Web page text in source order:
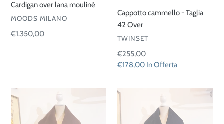
Cardigan over lana mouliné
VENDITORE
MOODS MILANO
Prezzo
€1.350,00
Cappotto cammello - Taglia
42 Over
VENDITORE
TWINSET
Prezzo
di
€255,00
Prezzo
€178,00 In Offerta
Giaccone
sartoriale
-
Giaccone